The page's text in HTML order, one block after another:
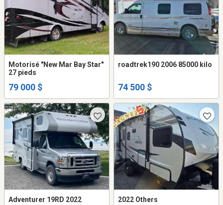
Motorisé "New Mar Bay Star"
27 pieds
79 000 $
roadtrek190 2006 85000 kilo
74 500 $
Adventurer 19RD 2022 2022 Others